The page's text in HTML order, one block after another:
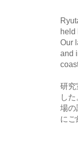
held
Our
and
研究
し
場の
にご